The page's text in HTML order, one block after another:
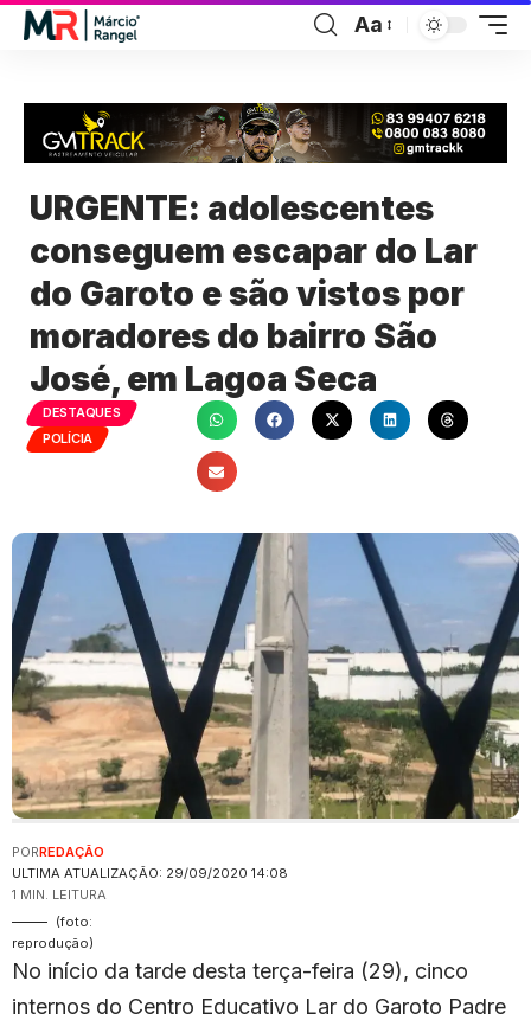
Aa
URGENTE: adolescentes
conseguem escapar do Lar
do Garoto e são vistos por
moradores do bairro São
José, em Lagoa Seca
DESTAQUES
POLÍCIA
ULTIMA ATUALIZAÇÃO: 29/09/2020 14:08
PORREDAÇÃO
1 MIN. LEITURA
(foto:
reprodução)
No início da tarde desta terça-feira (29), cinco
internos do Centro Educativo Lar do Garoto Padre